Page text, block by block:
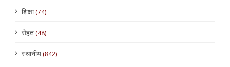
शिक्षा(74)
सेहत(48)
स्थानीय(842)